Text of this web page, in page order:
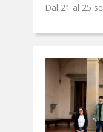
Dal 21 al 25